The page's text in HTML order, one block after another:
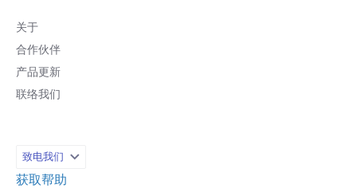
事实就是这样，虽然您无法改变结果，但
法更改已经进到收件匣的邮件。 但是，您
不用建立另一套全新的流程，或是冒着风
险，担心失去流程图内的顾客。...
关于
合作伙伴
产品更新
联络我们
致电我们
获取帮助